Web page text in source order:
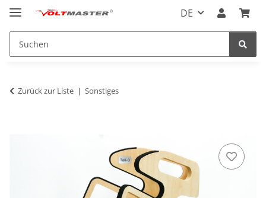
DE
Zurück zur Liste Sonstiges